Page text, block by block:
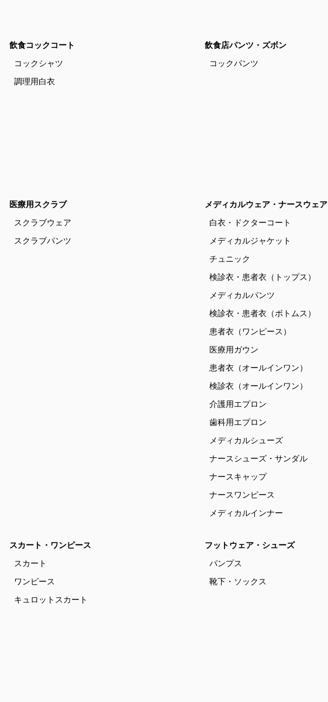
飲食コックコート
コックシャツ
調理用白衣
飲食店パンツ・ズボン
コックパンツ
医療用スクラブ
スクラブウェア
スクラブパンツ
メディカルウェア・ナースウェア
白衣・ドクターコート
メディカルジャケット
チュニック
検診衣・患者衣（トップス）
メディカルパンツ
検診衣・患者衣（ボトムス）
患者衣（ワンピース）
医療用ガウン
患者衣（オールインワン）
検診衣（オールインワン）
介護用エプロン
歯科用エプロン
メディカルシューズ
ナースシューズ・サンダル
ナースキャップ
ナースワンピース
メディカルインナー
スカート・ワンピース
スカート
ワンピース
キュロットスカート
フットウェア・シューズ
パンプス
靴下・ソックス